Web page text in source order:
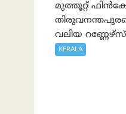
മുത്തൂറ്റ്
വലിയ
KERALA